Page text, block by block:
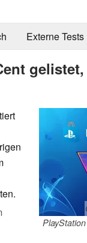
Externe Tests
gelistet,